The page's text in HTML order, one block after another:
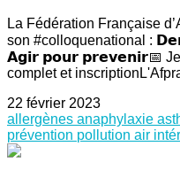
La Fédération Française
son #colloquenational :
𝗔𝗴𝗶𝗿 𝗽𝗼𝘂𝗿 𝗽𝗿𝗲𝘃𝗲𝗻𝗶𝗿📅
complet et
22 février 2023
allergènes anaphylaxie
prévention pollution air